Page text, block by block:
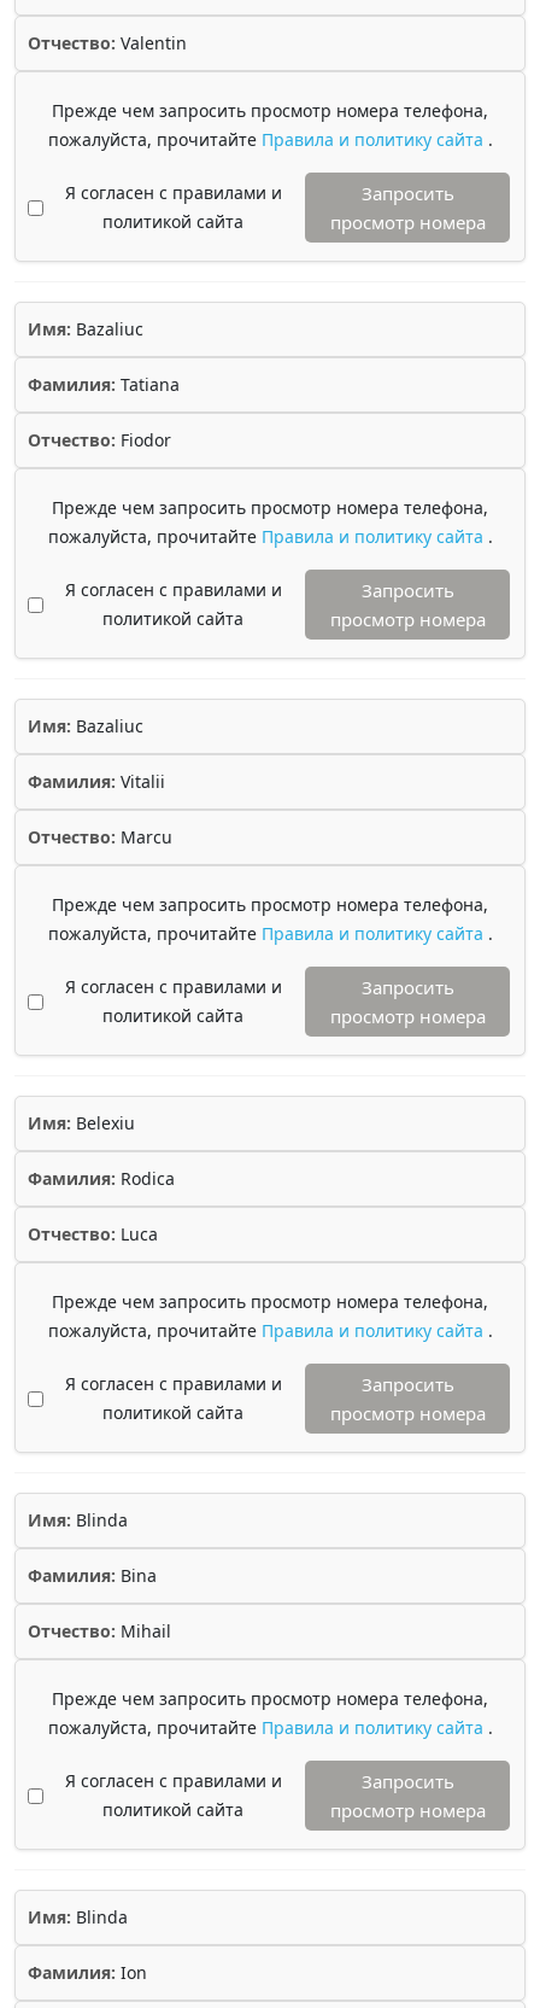
Отчество: Valentin
Прежде чем запросить просмотр номера телефона,
пожалуйста, прочитайте Правила и политику сайта .
Я согласен с правилами и
политикой сайта
Запросить
просмотр номера
Имя: Bazaliuc
Фамилия: Tatiana
Отчество: Fiodor
Прежде чем запросить просмотр номера телефона,
пожалуйста, прочитайте Правила и политику сайта .
Я согласен с правилами и
политикой сайта
Запросить
просмотр номера
Имя: Bazaliuc
Фамилия: Vitalii
Отчество: Marcu
Прежде чем запросить просмотр номера телефона,
пожалуйста, прочитайте Правила и политику сайта .
Я согласен с правилами и
политикой сайта
Запросить
просмотр номера
Имя: Belexiu
Фамилия: Rodica
Отчество: Luca
Прежде чем запросить просмотр номера телефона,
пожалуйста, прочитайте Правила и политику сайта .
Я согласен с правилами и
политикой сайта
Запросить
просмотр номера
Имя: Blinda
Фамилия: Bina
Отчество: Mihail
Прежде чем запросить просмотр номера телефона,
пожалуйста, прочитайте Правила и политику сайта .
Я согласен с правилами и
политикой сайта
Запросить
просмотр номера
Имя: Blinda
Фамилия: Ion